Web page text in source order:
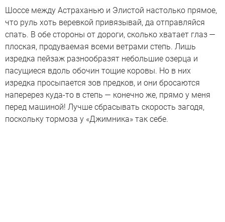
Шоссе между Астраханью и Элистой настолько прямое,
что руль хоть веревкой привязывай, да отправляйся
спать. В обе стороны от дороги, сколько хватает глаз —
плоская, продуваемая всеми ветрами степь. Лишь
изредка пейзаж разнообразят небольшие озерца и
пасущиеся вдоль обочин тощие коровы. Но в них
изредка просыпается зов предков, и они бросаются
наперерез куда-то в степь — конечно же, прямо у меня
перед машиной! Лучше сбрасывать скорость загодя,
поскольку тормоза у «Джимника» так себе.